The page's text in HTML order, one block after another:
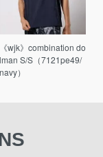
《wjk》combination do
lman S/S（7121pe49/
navy）